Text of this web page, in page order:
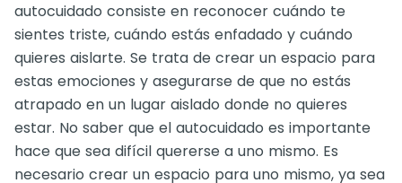
autocuidado consiste en reconocer cuándo te
sientes triste, cuándo estás enfadado y cuándo
quieres aislarte. Se trata de crear un espacio para
estas emociones y asegurarse de que no estás
atrapado en un lugar aislado donde no quieres
estar. No saber que el autocuidado es importante
hace que sea difícil quererse a uno mismo. Es
necesario crear un espacio para uno mismo, ya sea